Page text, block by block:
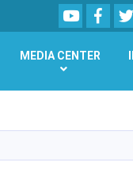
content
Youtube
MEDIA CENTER